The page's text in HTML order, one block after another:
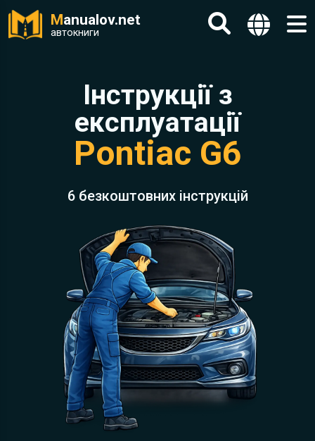
Manualov.net
автокниги
Інструкції з
експлуатації
Pontiac G6
6 безкоштовних інструкцій